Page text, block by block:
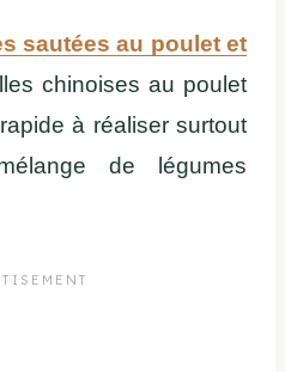
sautées au poulet et
chinoises au poulet
à réaliser surtout
de légumes